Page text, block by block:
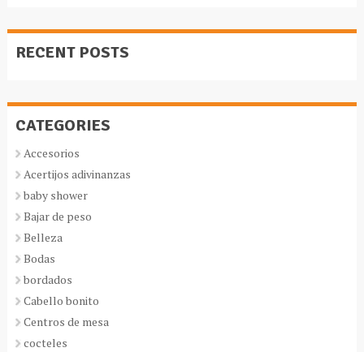
RECENT POSTS
CATEGORIES
Accesorios
Acertijos adivinanzas
baby shower
Bajar de peso
Belleza
Bodas
bordados
Cabello bonito
Centros de mesa
cocteles